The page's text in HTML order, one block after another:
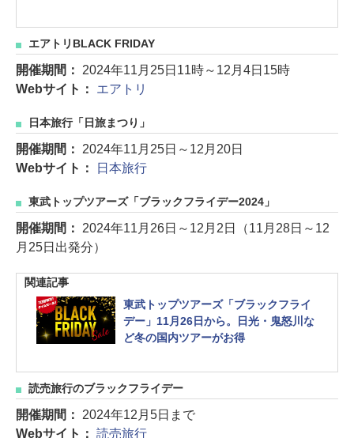
エアトリBLACK FRIDAY
開催期間： 2024年11月25日11時～12月4日15時
Webサイト： エアトリ
日本旅行「日旅まつり」
開催期間： 2024年11月25日～12月20日
Webサイト：
日本旅行
東武トップツアーズ「ブラックフライデー2024」
開催期間： 2024年11月26日～12月2日（11月28日～12
月25日出発分）
関連記事
東武トップツアーズ「ブラックフライ
デー」11月26日から。日光・鬼怒川な
ど冬の国内ツアーがお得
読売旅行のブラックフライデー
開催期間： 2024年12月5日まで
Webサイト： 読売旅行